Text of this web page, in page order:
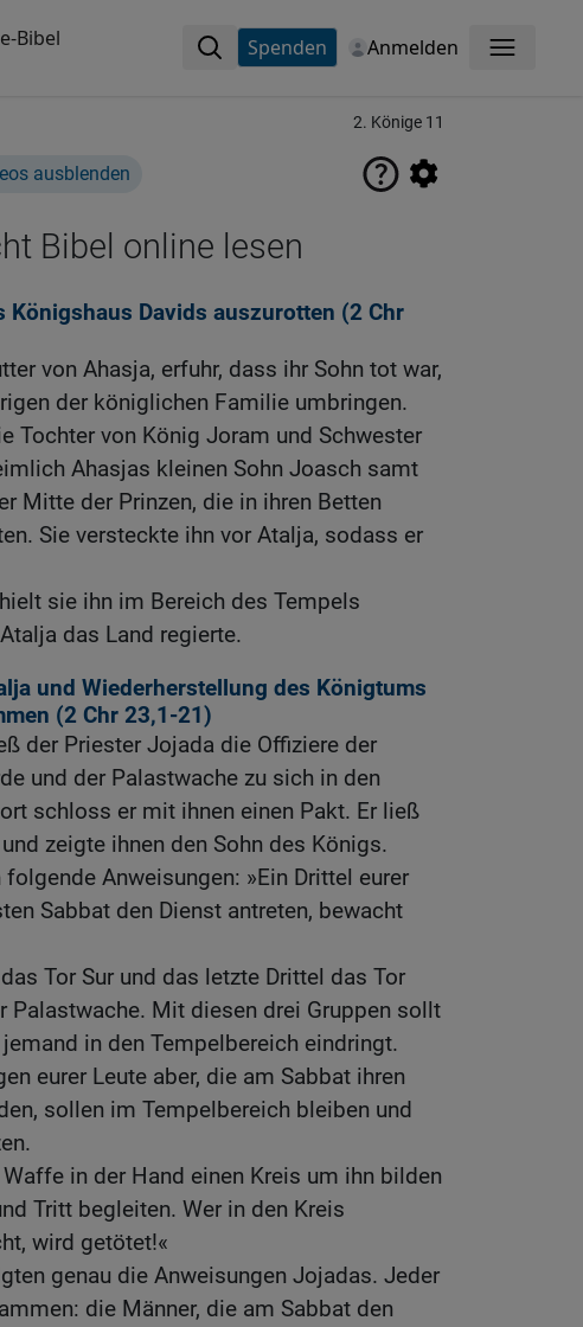
Bibel Spenden Anmelden Menü
2. Könige 11
ausblenden
Bibel online lesen
Königshaus Davids auszurotten (2 Chr
von Ahasja, erfuhr, dass ihr Sohn tot war,
der königlichen Familie umbringen.
Tochter von König Joram und Schwester
Ahasjas kleinen Sohn Joasch samt
Mitte der Prinzen, die in ihren Betten
Sie versteckte ihn vor Atalja, sodass er
sie ihn im Bereich des Tempels
das Land regierte.
und Wiederherstellung des Königtums
(2 Chr 23,1-21)
der Priester Jojada die Offiziere der
und der Palastwache zu sich in den
schloss er mit ihnen einen Pakt. Er ließ
zeigte ihnen den Sohn des Königs.
folgende Anweisungen: »Ein Drittel eurer
Sabbat den Dienst antreten, bewacht
Tor Sur und das letzte Drittel das Tor
Palastwache. Mit diesen drei Gruppen sollt
in den Tempelbereich eindringt.
eurer Leute aber, die am Sabbat ihren
sollen im Tempelbereich bleiben und
in der Hand einen Kreis um ihn bilden
Tritt begleiten. Wer in den Kreis
wird getötet!«
genau die Anweisungen Jojadas. Jeder
die Männer, die am Sabbat den